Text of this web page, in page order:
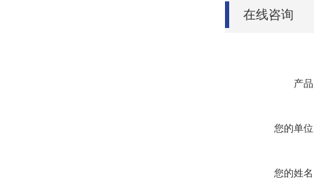
在线咨询
产
您的单
您的姓